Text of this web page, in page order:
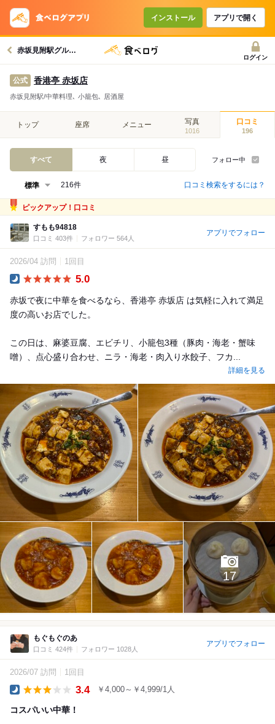
インストール アプリで開く
赤坂見附駅グルメへ
ログイン
公式 香港亭 赤坂店
赤坂見附駅/中華料理､ 小籠包､ 居酒屋
トップ 座席 メニュー 写真
1016
口コミ
196
すべて 夜 昼 フォロー中
216件 口コミ検索をするには？
ピックアップ！口コミ
すもも94818
口コミ 403件 フォロワー 564人
アプリでフォロー
2026/04 訪問 1回目
5.0
赤坂で夜に中華を食べるなら、香港亭 赤坂店 は気軽に入れて満足
度の高いお店でした。
この日は、麻婆豆腐、エビチリ、小籠包3種（豚肉・海老・蟹味
噌）、点心盛り合わせ、ニラ・海老・肉入り水餃子、フカ...
詳細を見る
17
もぐもぐのあ
口コミ 424件 フォロワー 1028人
アプリでフォロー
2026/07 訪問 1回目
3.4 ￥4,000～￥4,999/1人
コスパいい中華！